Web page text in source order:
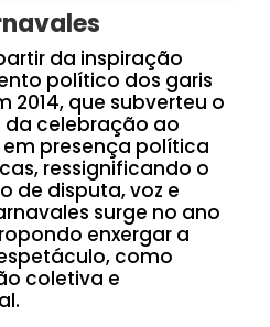
da inspiração
político dos garis
2014, que subverteu o
celebração ao
presença política
ressignificando o
de disputa, voz e
surge no ano
enxergar a
como
coletiva e